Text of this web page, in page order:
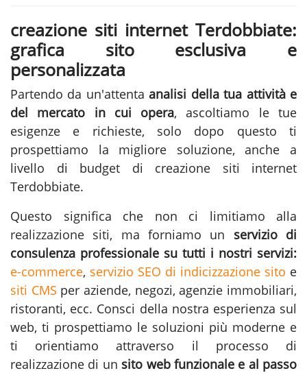
creazione siti internet Terdobbiate:
grafica sito esclusiva e
personalizzata
Partendo da un'attentaanalisi della tua attività e
del mercato in cui opera, ascoltiamo le tue
esigenze e richieste, solo dopo questo ti
prospettiamo la migliore soluzione, anche a
livello di budget di creazione siti internet
Terdobbiate.
Questo significa che non ci limitiamo alla
realizzazione siti, ma forniamo un servizio di
consulenza professionale su tutti i nostri servizi:
e-commerce, servizio SEO di indicizzazione sito e
siti CMS per aziende, negozi, agenzie immobiliari,
ristoranti, ecc. Consci della nostra esperienza sul
web, ti prospettiamo le soluzioni più moderne e
ti orientiamo attraverso il processo di
realizzazione di un sito web funzionale e al passo